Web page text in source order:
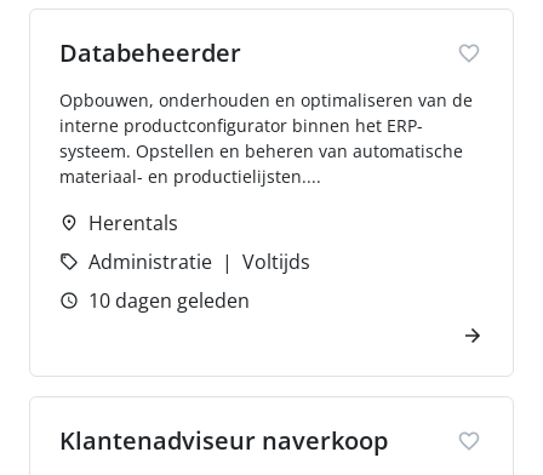
Databeheerder
Opbouwen, onderhouden en optimaliseren van de
interne productconfigurator binnen het ERP-
systeem. Opstellen en beheren van automatische
materiaal- en productielijsten....
Herentals
Administratie
Voltijds
10 dagen geleden
Klantenadviseur naverkoop